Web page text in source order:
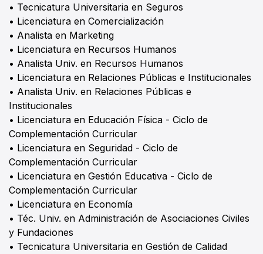
• Tecnicatura Universitaria en Seguros
• Licenciatura en Comercialización
• Analista en Marketing
• Licenciatura en Recursos Humanos
• Analista Univ. en Recursos Humanos
• Licenciatura en Relaciones Públicas e Institucionales
• Analista Univ. en Relaciones Públicas e
Institucionales
• Licenciatura en Educación Física - Ciclo de
Complementación Curricular
• Licenciatura en Seguridad - Ciclo de
Complementación Curricular
• Licenciatura en Gestión Educativa - Ciclo de
Complementación Curricular
• Licenciatura en Economía
• Téc. Univ. en Administración de Asociaciones Civiles
y Fundaciones
• Tecnicatura Universitaria en Gestión de Calidad